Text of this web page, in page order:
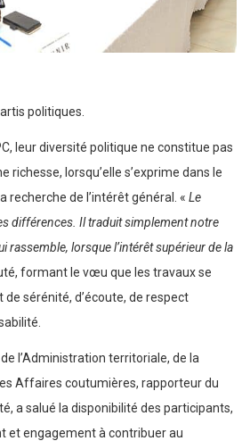
politiques.
leur diversité politique ne constitue pas
richesse, lorsqu’elle s’exprime dans le
recherche de l’intérêt général. « Le
différences. Il traduit simplement notre
rassemble, lorsque l’intérêt supérieur de la
formant le vœu que les travaux se
sérénité, d’écoute, de respect
l’Administration territoriale, de la
Affaires coutumières, rapporteur du
a salué la disponibilité des participants,
et engagement à contribuer au